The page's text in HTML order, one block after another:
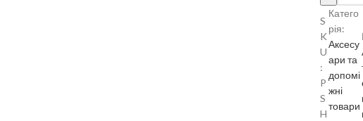
S
K
U
:
P
S
H
Катего
рія:
Аксесу
ари та
допомі
жні
товари